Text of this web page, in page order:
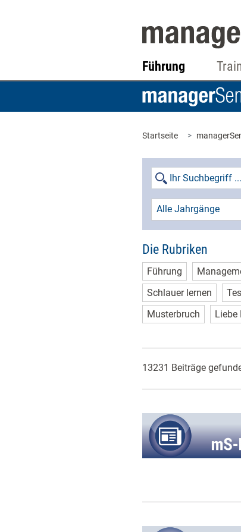
Führung
Startseite
Alle Jahrgänge
Die Rubriken
Führung
Schlauer lernen
Musterbruch
Liebe
13231 Beiträge